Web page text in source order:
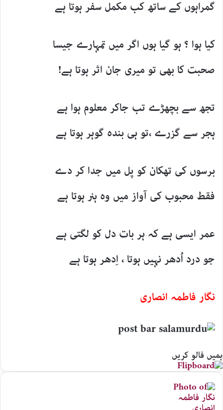
گمراہوں کے ساتھ کب مکمل سفر ہوتا ہے
کیا ہوا ؟ ہو گیا ہوں اگر میں تمہارے جیسا
صحبت کا بھی تو میری جان اثر ہوتا ہے!
تجھ سے بچھڑے تب جاکر معلوم ہوا ہے
ہجر سے گزرے ،تو ہی بندہ گوہر ہوتا ہے
برسوں کی تھکان کو پل میں جدا کر دے
فقط محبوب کی آواز میں وہ ہنر ہوتا ہے
عمر ایسی ہے کہ ہر بات دل کو لگتی ہے
جو درد اُدھر نہیں ہوتا ، اِدھر ہوتا ہے
نگار فاطمہ انصاری
ہمیں فالو کریں